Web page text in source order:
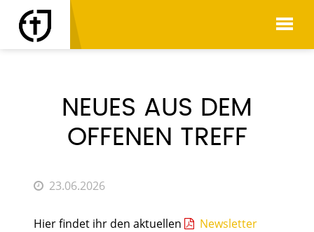
AKTUELLES
NEUES AUS DEM
OFFENEN TREFF
23.06.2026
Hier findet ihr den aktuellen Newsletter